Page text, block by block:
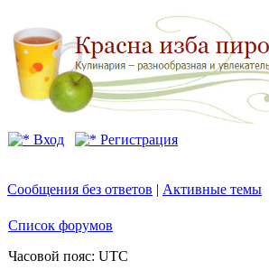
Вход Регистрация
Сообщения без ответов | Активные темы
Список форумов
Часовой пояс: UTC